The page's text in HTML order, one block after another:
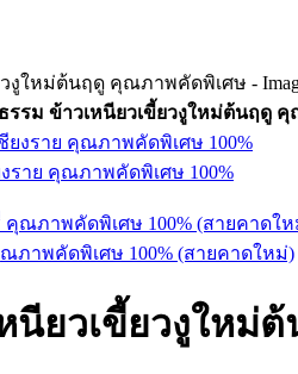
ธรรม ข้าวเหนียวเขี้ยวงูใหม่ต้นฤดู
ราย คุณภาพคัดพิเศษ 100%
ภาพคัดพิเศษ 100% (สายคาดใหม่)
นียวเขี้ยวงูให